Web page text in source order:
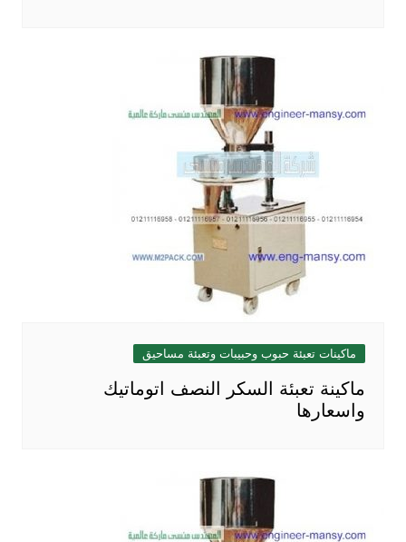
ماكينات تعبئة حبوب وحبيبات وتعبئة مساحيق
ماكينة تعبئة السكر النصف اتوماتيك
واسعارها